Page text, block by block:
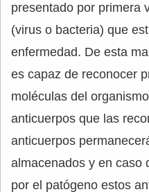
presentado por primera
(virus o bacteria) que
enfermedad. De esta
es capaz de reconocer
moléculas del
anticuerpos que las
anticuerpos
almacenados y en caso
por el patógeno estos